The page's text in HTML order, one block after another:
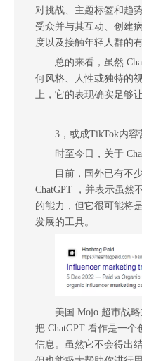
对挑战、主题标签和趋
受众并与其互动、创建
度以及接触年轻人群的
总的来看，虽然
何风格、人性或独特的
上，它的表现确实足够
3， 或成TikTok内容
时至今日，关于
目前，国外已有不
ChatGPT ，并表示虽然
的能力，但它很可能将
发展的工具。
美国 Mojo 超市战略
把 ChatGPT 看作是一
信息。虽然它不会得出